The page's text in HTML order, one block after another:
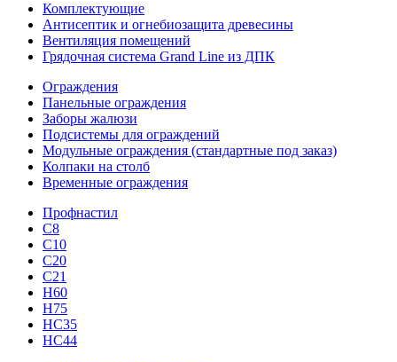
Комплектующие
Антисептик и огнебиозащита древесины
Вентиляция помещений
Грядочная система Grand Line из ДПК
Ограждения
Панельные ограждения
Заборы жалюзи
Подсистемы для ограждений
Модульные ограждения (стандартные под заказ)
Колпаки на столб
Временные ограждения
Профнастил
С8
С10
С20
С21
H60
H75
HС35
НС44